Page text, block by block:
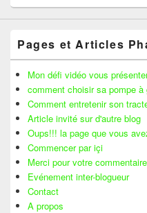
Pages et Articles
Mon défi vidéo vous
comment choisir sa pompe à
Comment entretenir son
Article invité sur d'autre blog
Oups!!! la page que vous
Commencer par içi
Merci pour votre commentaire
Evénement inter-blogueur
Contact
A propos